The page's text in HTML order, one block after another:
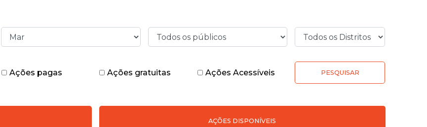
Ações pagas
Ações gratuitas Ações Acessíveis PESQUISAR
AÇÕES DISPONÍVEIS